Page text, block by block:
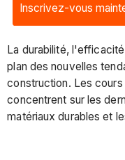
Inscrivez-vous
La durabilité,
plan des nouvelles
construction. Les
concentrent sur les
matériaux durables et